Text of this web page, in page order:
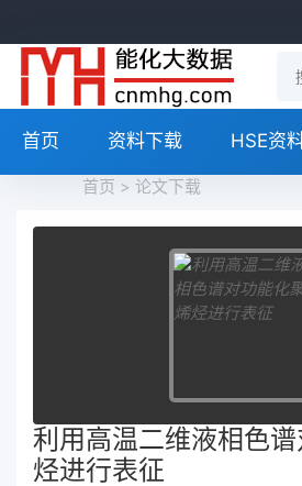
首页 资料下载 HSE资
首页 > 论文下载
利用高温二维液相色
烃进行表征